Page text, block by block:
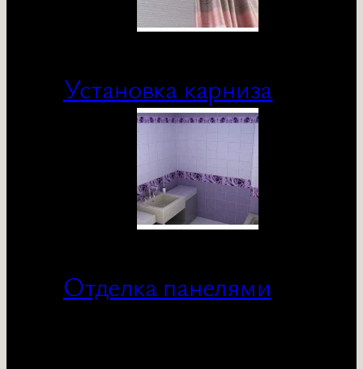
Установка карниза
Отделка панелями